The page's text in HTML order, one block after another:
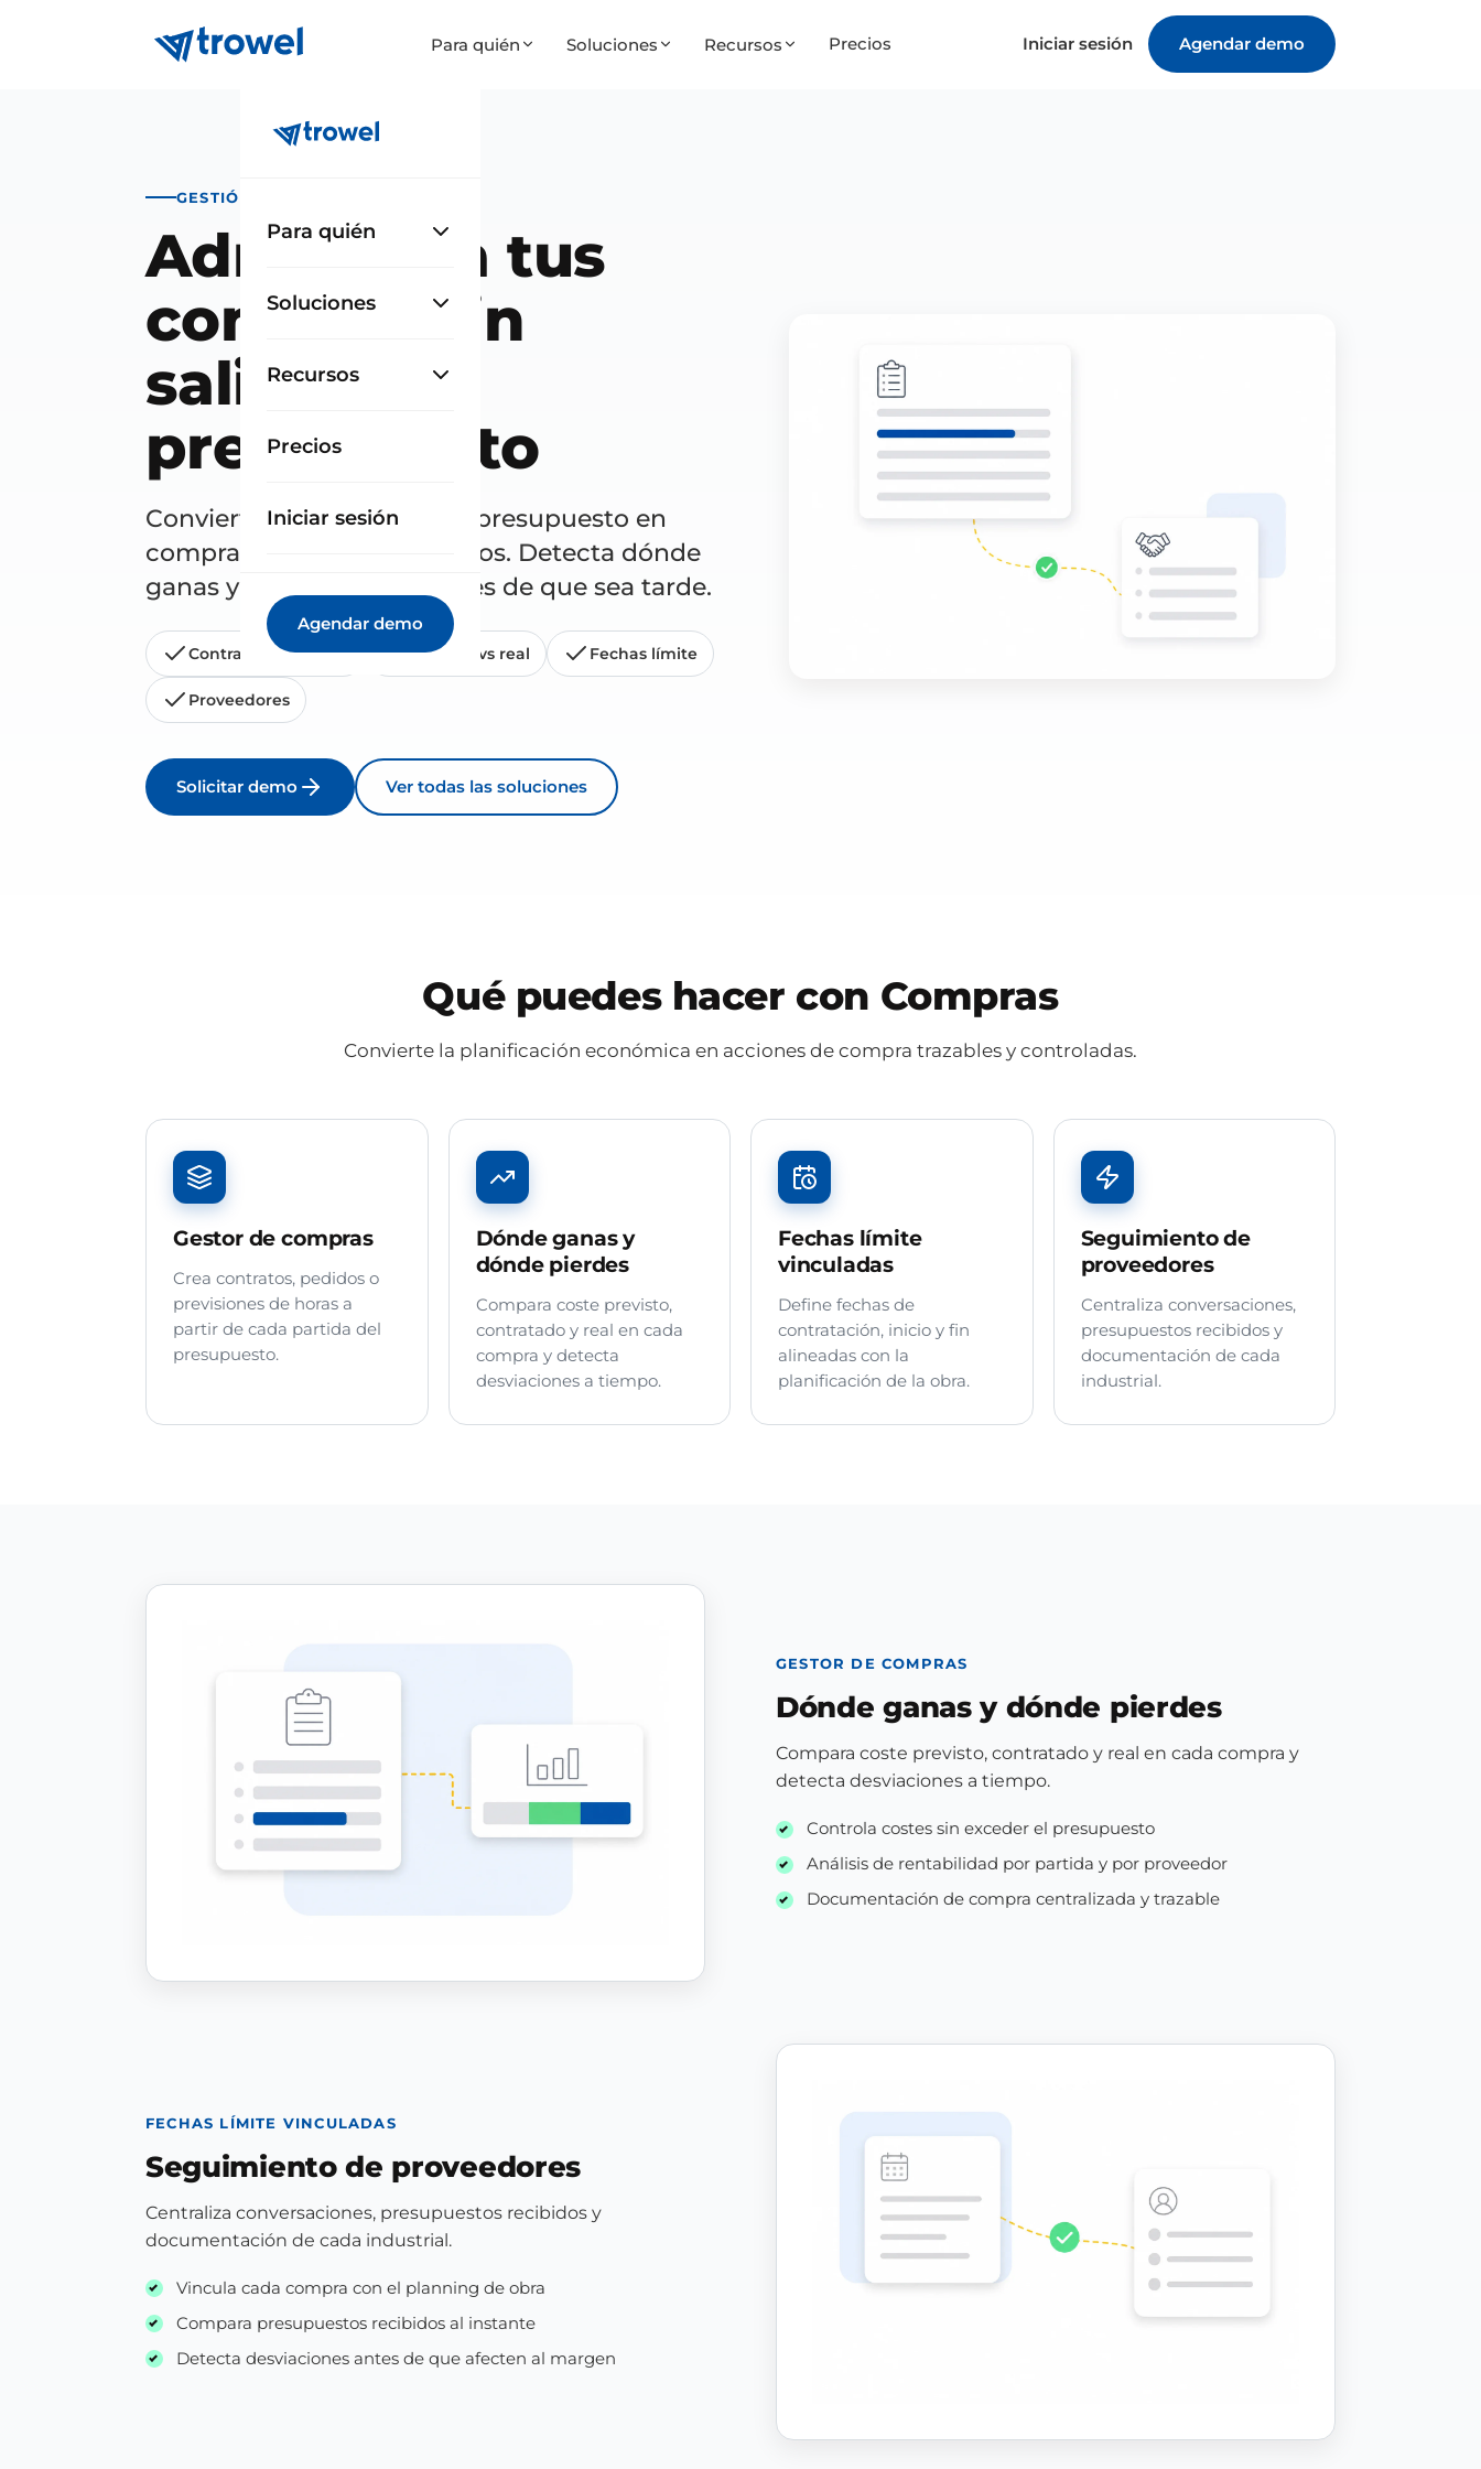
Para quién Soluciones Recursos Precios Iniciar sesión Agendar demo
Para quién
Soluciones
Recursos
Precios
Iniciar sesión
Agendar demo
GESTIÓN DE OBRA
Administra tus
compras sin
salirte del
presupuesto
Convierte cada partida del presupuesto en
compras, contratos y pedidos. Detecta dónde
ganas y dónde pierdes antes de que sea tarde.
Contratos y pedidos Previsto vs real Fechas límite
Proveedores
Solicitar demo Ver todas las soluciones
Qué puedes hacer con Compras
Convierte la planificación económica en acciones de compra trazables y controladas.
Gestor de compras
Crea contratos, pedidos o
previsiones de horas a
partir de cada partida del
presupuesto.
Dónde ganas y
dónde pierdes
Compara coste previsto,
contratado y real en cada
compra y detecta
desviaciones a tiempo.
Fechas límite
vinculadas
Define fechas de
contratación, inicio y fin
alineadas con la
planificación de la obra.
Seguimiento de
proveedores
Centraliza conversaciones,
presupuestos recibidos y
documentación de cada
industrial.
GESTOR DE COMPRAS
Dónde ganas y dónde pierdes
Compara coste previsto, contratado y real en cada compra y
detecta desviaciones a tiempo.
Controla costes sin exceder el presupuesto
Análisis de rentabilidad por partida y por proveedor
Documentación de compra centralizada y trazable
FECHAS LÍMITE VINCULADAS
Seguimiento de proveedores
Centraliza conversaciones, presupuestos recibidos y
documentación de cada industrial.
Vincula cada compra con el planning de obra
Compara presupuestos recibidos al instante
Detecta desviaciones antes de que afecten al margen